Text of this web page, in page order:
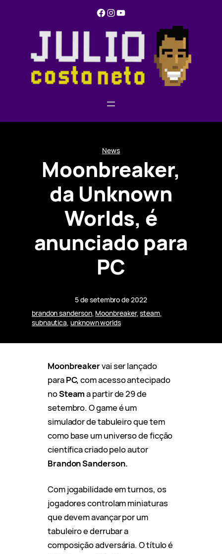
Facebook Instagram YouTube
News
Moonbreaker,
da Unknown
Worlds, é
anunciado para
PC
5 de setembro de 2022
brandon sanderson, Moonbreaker, steam
subnautica, unknown worlds
Moonbreakervai ser lançado
paraPC, com acesso antecipado
noSteama partir de 29 de
setembro. O game é um
simulador de tabuleiro que tem
como base um universo de ficção
científica criado pelo autor
Brandon Sanderson.
Com jogabilidade em turnos, os
jogadores controlam miniaturas
que devem avançar por um
tabuleiro e derrubar a
composição adversária. O título é